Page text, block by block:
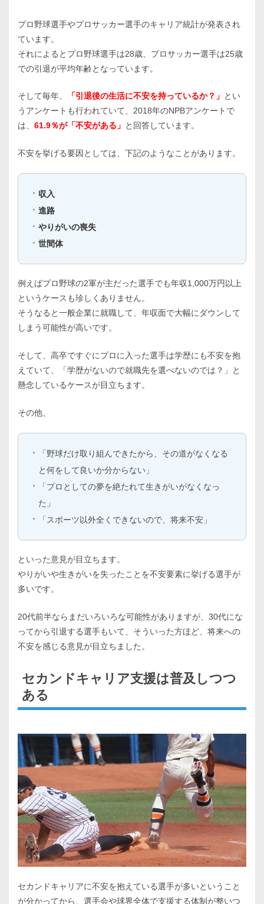
プロ野球選手やプロサッカー選手のキャリア統計が発表され
ています。
それによるとプロ野球選手は28歳、プロサッカー選手は25歳
での引退が平均年齢となっています。
そして毎年、 「引退後の生活に不安を持っているか？」 とい
うアンケートも行われていて、2018年のNPBアンケートで
は、 61.9％が「不安がある」 と回答しています。
不安を挙げる要因としては、下記のようなことがあります。
収入
進路
やりがいの喪失
世間体
例えばプロ野球の2軍が主だった選手でも年収1,000万円以上
というケースも珍しくありません。
そうなると一般企業に就職して、年収面で大幅にダウンして
しまう可能性が高いです。
そして、高卒ですぐにプロに入った選手は学歴にも不安を抱
えていて、「学歴がないので就職先を選べないのでは？」と
懸念しているケースが目立ちます。
その他、
「野球だけ取り組んできたから、その道がなくなる
と何をして良いか分からない」
「プロとしての夢を絶たれて生きがいがなくなっ
た」
「スポーツ以外全くできないので、将来不安」
といった意見が目立ちます。
やりがいや生きがいを失ったことを不安要素に挙げる選手が
多いです。
20代前半ならまだいろいろな可能性がありますが、30代にな
ってから引退する選手もいて、そういった方ほど、将来への
不安を感じる意見が目立ちました。
セカンドキャリア支援は普及しつつ
ある
セカンドキャリアに不安を抱えている選手が多いということ
が分かってから、選手会や球界全体で支援する体制が整いつ